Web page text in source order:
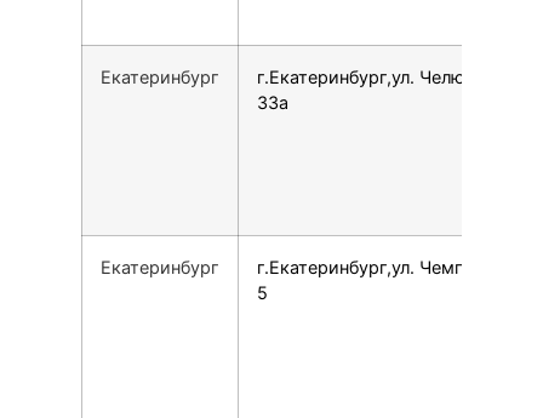
Екатеринбург
г.Екатеринбург,ул. Челюскинцев,
33а
Екатеринбург
г.Екатеринбург,ул. Чемпионов, 1,
5